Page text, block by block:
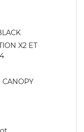
X2 ET
CANOPY